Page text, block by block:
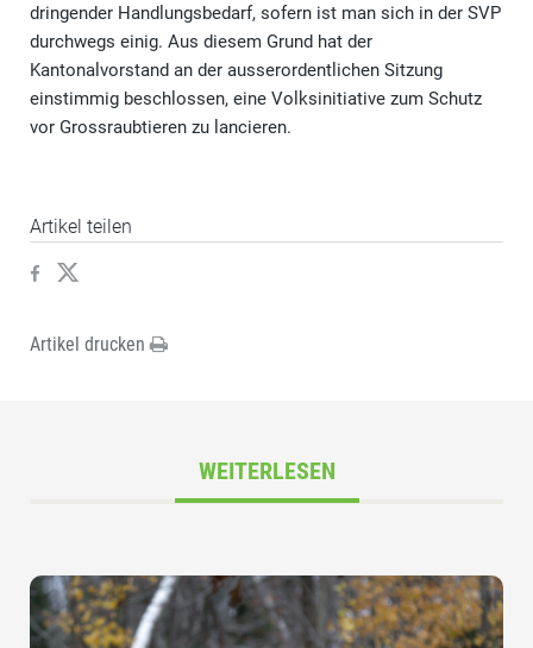
dringender Handlungsbedarf, sofern ist man sich in der SVP
durchwegs einig. Aus diesem Grund hat der
Kantonalvorstand an der ausserordentlichen Sitzung
einstimmig beschlossen, eine Volksinitiative zum Schutz
vor Grossraubtieren zu lancieren.
Artikel teilen
Artikel drucken
WEITERLESEN